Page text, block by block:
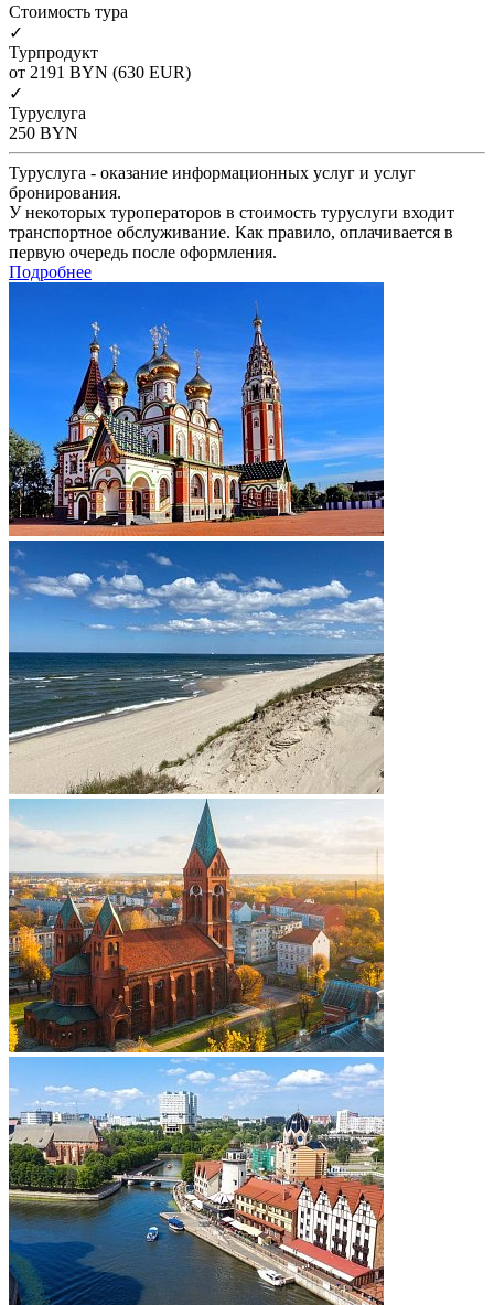
Cтоимость тура
✓
Турпродукт
от 2191 BYN (630 EUR)
✓
Туруслуга
250 BYN
Туруслуга - оказание информационных услуг и услуг
бронирования.
У некоторых туроператоров в стоимость туруслуги входит
транспортное обслуживание. Как правило, оплачивается в
первую очередь после оформления.
Подробнее